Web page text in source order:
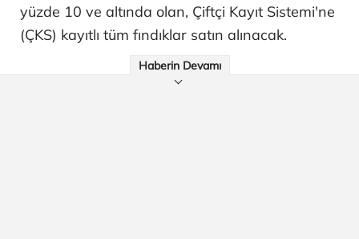
yüzde 10 ve altında olan, Çiftçi Kayıt Sistemi'ne
(ÇKS) kayıtlı tüm fındıklar satın alınacak.
Haberin Devamı